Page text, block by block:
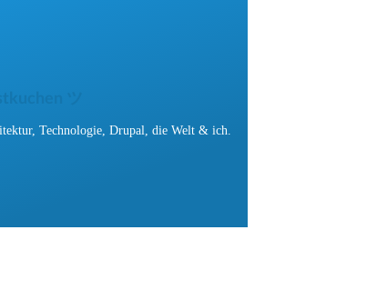
ツ
Technologie, Drupal, die Welt & ich.